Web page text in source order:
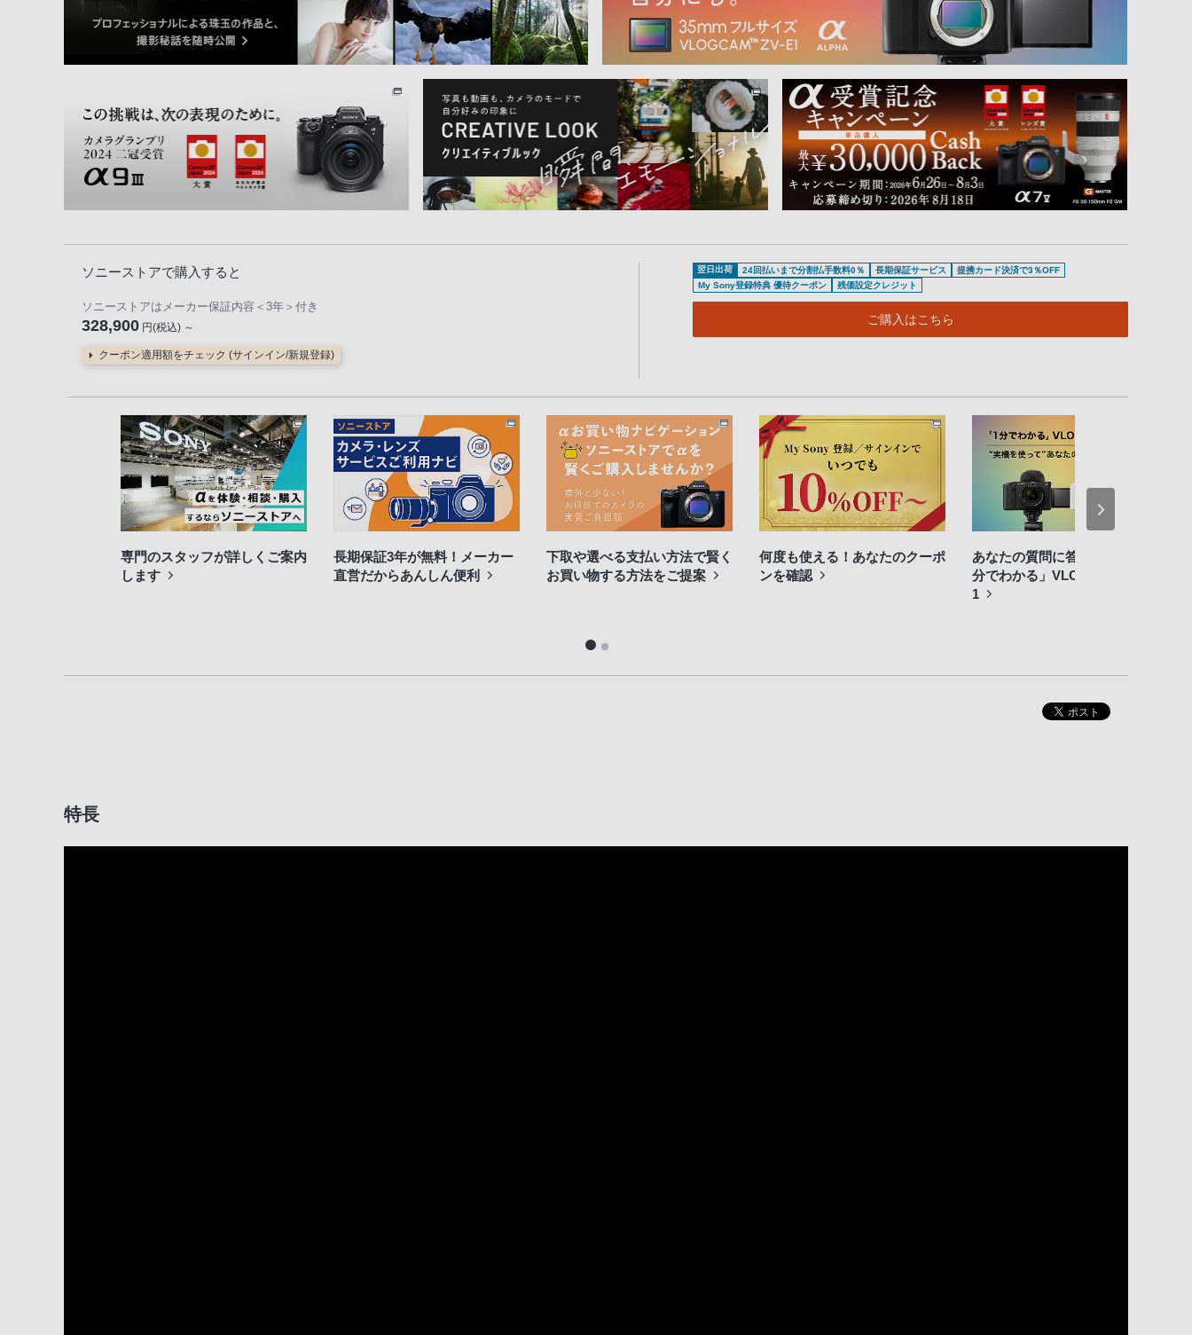
ソニーストアで購入すると
ソニーストアはメーカー保証内容 ＜3年＞ 付き
328,900 円(税込) ～
クーポン適用額をチェック (サインイン/新規登録)
翌日出荷 24回払いまで分割払手数料0％ 長期保証サービス
提携カード決済で3％OFF
My Sony登録特典 優待クーポン
残価設定クレジット
ご購入はこちら
専門のスタッフが詳しくご案内
します
長期保証3年が無料！メーカー
直営だからあんしん便利
下取や選べる支払い方法で賢く
お買い物する方法をご提案
何度も使える！あなたのクーポ
ンを確認
あなたの質問に答えます！「1
分でわかる」VLOGCAM ZV-E
1
特長